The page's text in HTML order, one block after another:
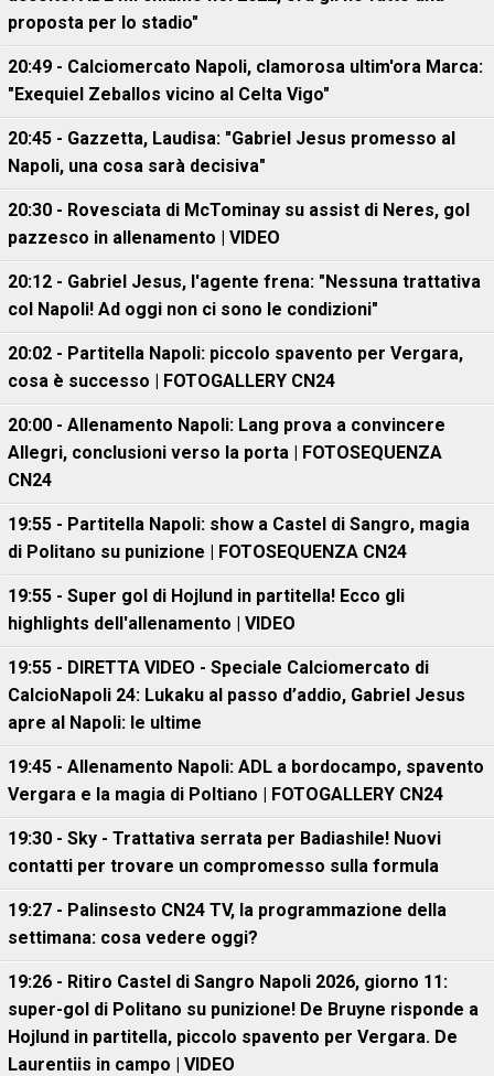
proposta per lo stadio"
20:49 - Calciomercato Napoli, clamorosa ultim'ora Marca:
"Exequiel Zeballos vicino al Celta Vigo"
20:45 - Gazzetta, Laudisa: "Gabriel Jesus promesso al
Napoli, una cosa sarà decisiva"
20:30 - Rovesciata di McTominay su assist di Neres, gol
pazzesco in allenamento | VIDEO
20:12 - Gabriel Jesus, l'agente frena: "Nessuna trattativa
col Napoli! Ad oggi non ci sono le condizioni"
20:02 - Partitella Napoli: piccolo spavento per Vergara,
cosa è successo | FOTOGALLERY CN24
20:00 - Allenamento Napoli: Lang prova a convincere
Allegri, conclusioni verso la porta | FOTOSEQUENZA
CN24
19:55 - Partitella Napoli: show a Castel di Sangro, magia
di Politano su punizione | FOTOSEQUENZA CN24
19:55 - Super gol di Hojlund in partitella! Ecco gli
highlights dell'allenamento | VIDEO
19:55 - DIRETTA VIDEO - Speciale Calciomercato di
CalcioNapoli 24: Lukaku al passo d’addio, Gabriel Jesus
apre al Napoli: le ultime
19:45 - Allenamento Napoli: ADL a bordocampo, spavento
Vergara e la magia di Poltiano | FOTOGALLERY CN24
19:30 - Sky - Trattativa serrata per Badiashile! Nuovi
contatti per trovare un compromesso sulla formula
19:27 - Palinsesto CN24 TV, la programmazione della
settimana: cosa vedere oggi?
19:26 - Ritiro Castel di Sangro Napoli 2026, giorno 11:
super-gol di Politano su punizione! De Bruyne risponde a
Hojlund in partitella, piccolo spavento per Vergara. De
Laurentiis in campo | VIDEO